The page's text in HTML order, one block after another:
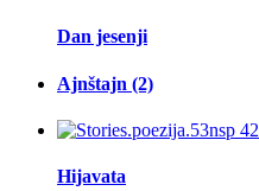
Dan jesenji
Ajnštajn (2)
Hijavata